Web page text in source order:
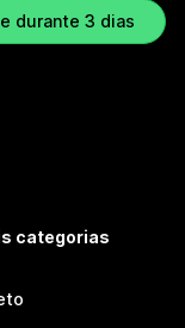
durante 3 dias
categorias